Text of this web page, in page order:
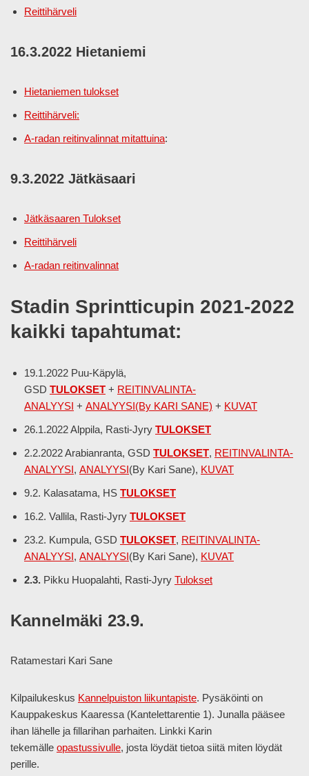
Reittihärveli
16.3.2022 Hietaniemi
Hietaniemen tulokset
Reittihärveli:
A-radan reitinvalinnat mitattuina:
9.3.2022 Jätkäsaari
Jätkäsaaren Tulokset
Reittihärveli
A-radan reitinvalinnat
Stadin Sprintticupin 2021-2022
kaikki tapahtumat:
19.1.2022 Puu-Käpylä,
GSD TULOKSET + REITINVALINTA-
ANALYYSI + ANALYYSI(By KARI SANE) + KUVAT
26.1.2022 Alppila, Rasti-Jyry TULOKSET
2.2.2022 Arabianranta, GSD TULOKSET, REITINVALINTA-
ANALYYSI , ANALYYSI (By Kari Sane), KUVAT
9.2. Kalasatama, HS TULOKSET
16.2. Vallila, Rasti-Jyry TULOKSET
23.2. Kumpula, GSD TULOKSET, REITINVALINTA-
ANALYYSI , ANALYYSI (By Kari Sane), KUVAT
2.3. Pikku Huopalahti, Rasti-Jyry Tulokset
Kannelmäki 23.9.
Ratamestari Kari Sane
Kilpailukeskus Kannelpuiston liikuntapiste. Pysäköinti on
Kauppakeskus Kaaressa (Kantelettarentie 1). Junalla pääsee
ihan lähelle ja fillarihan parhaiten. Linkki Karin
tekemälle opastussivulle, josta löydät tietoa siitä miten löydät
perille.